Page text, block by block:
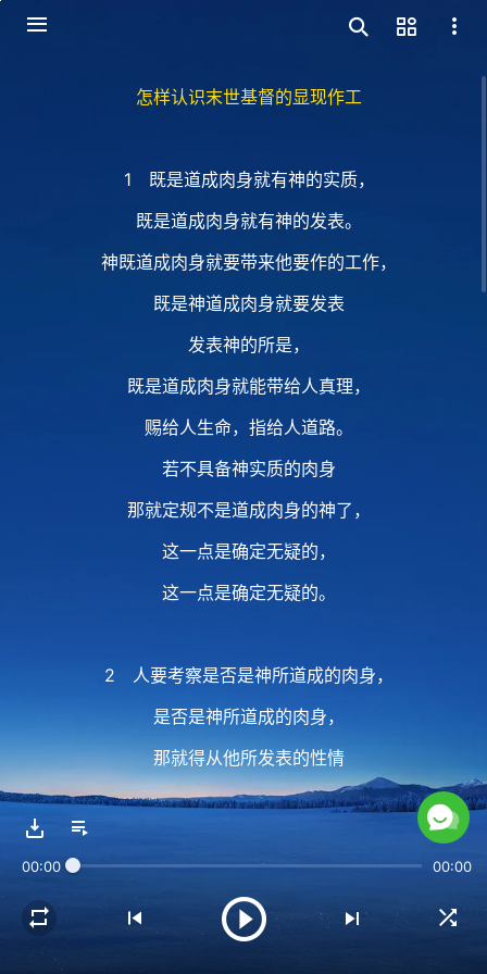
怎样认识末世基督的显现作工
1 既是道成肉身就有神的实质，
既是道成肉身就有神的发表。
神既道成肉身就要带来他要作的工作，
既是神道成肉身就要发表
发表神的所是，
既是道成肉身就能带给人真理，
赐给人生命，指给人道路。
若不具备神实质的肉身
那就定规不是道成肉身的神了，
这一点是确定无疑的，
这一点是确定无疑的。
2 人要考察是否是神所道成的肉身，
是否是神所道成的肉身，
那就得从他所发表的性情
与说话中来确定，
必须得从他的实质上
00:00 00:00